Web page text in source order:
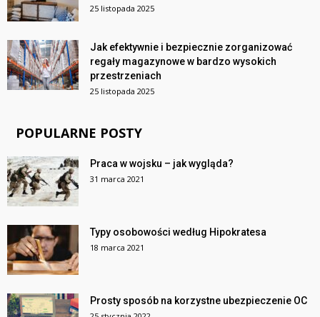
25 listopada 2025
Jak efektywnie i bezpiecznie zorganizować
regały magazynowe w bardzo wysokich
przestrzeniach
25 listopada 2025
POPULARNE POSTY
Praca w wojsku – jak wygląda?
31 marca 2021
Typy osobowości według Hipokratesa
18 marca 2021
Prosty sposób na korzystne ubezpieczenie OC